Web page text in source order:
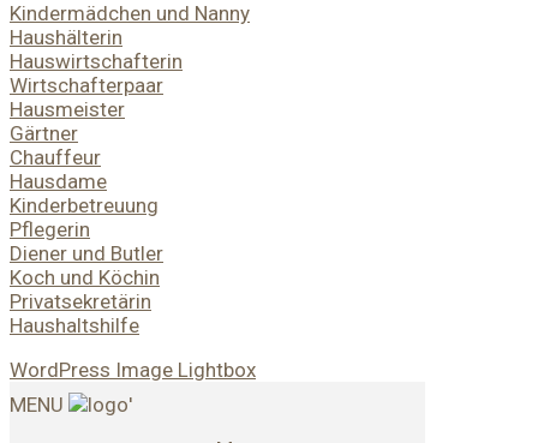
Kindermädchen und Nanny
Haushälterin
Hauswirtschafterin
Wirtschafterpaar
Hausmeister
Gärtner
Chauffeur
Hausdame
Kinderbetreuung
Pflegerin
Diener und Butler
Koch und Köchin
Privatsekretärin
Haushaltshilfe
WordPress Image Lightbox
MENU
'